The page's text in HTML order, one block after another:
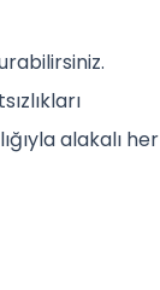
alakalı her